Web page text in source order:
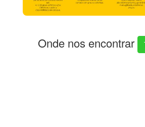
Onde nos encontrar